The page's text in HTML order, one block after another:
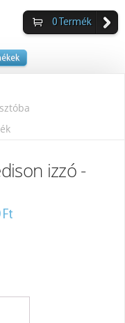
0 Termék
izzó -
Ft